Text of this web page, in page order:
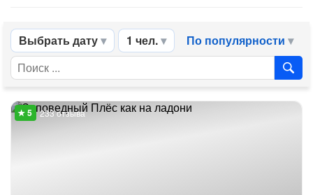
Выбрать дату 1 чел. По популярности
233 отзыва